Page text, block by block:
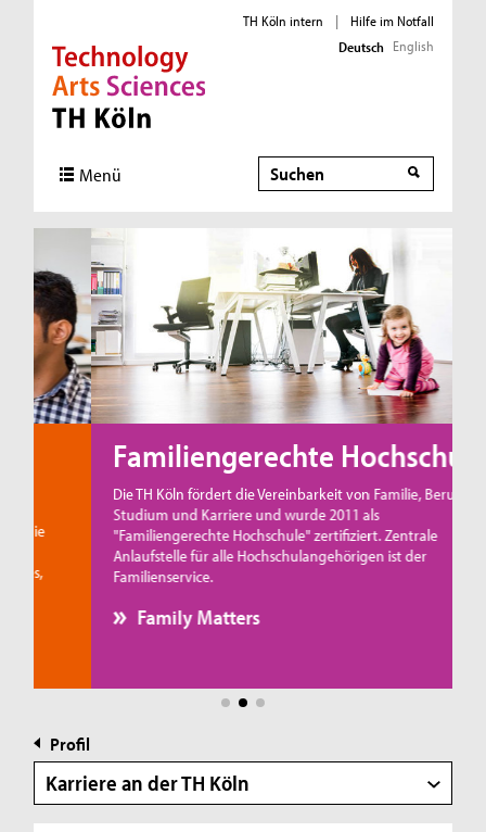
Direkt zur Hauptnavigation
Direkt zur Subnavigation
Direkt zum Inhalt
Direkt zum Fußbereich
TH Köln intern |
Hilfe im Notfall
Deutsch English
Menü Suche
Familiengerechte Hochschule
Die TH Köln fördert die Vereinbarkeit von Familie, Beruf,
Studium und Karriere und wurde 2011 als
"Familiengerechte Hochschule" zertifiziert. Zentrale
Anlaufstelle für alle Hochschulangehörigen ist der
Familienservice.
Family Matters
Profil
Karriere an der TH Köln